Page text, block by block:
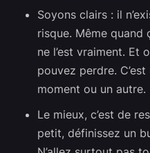
Soyons clairs : il
risque. Même quand
ne l’est vraiment. Et
pouvez perdre.
moment ou un autre.
Le mieux, c’est de
petit, définissez un